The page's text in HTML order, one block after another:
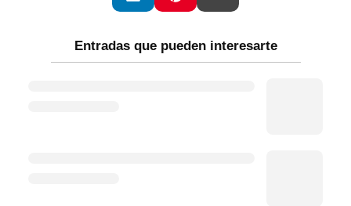
Entradas que pueden interesarte